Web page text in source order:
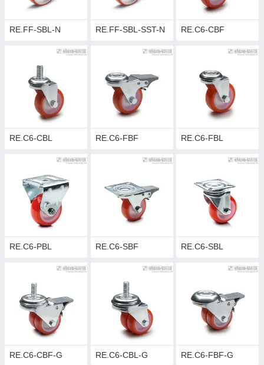
RE.FF-SBL-N RE.FF-SBL-SST-N RE.C6-CBF
RE.C6-CBL RE.C6-FBF RE.C6-FBL
RE.C6-PBL RE.C6-SBF RE.C6-SBL
RE.C6-CBF-G RE.C6-CBL-G RE.C6-FBF-G